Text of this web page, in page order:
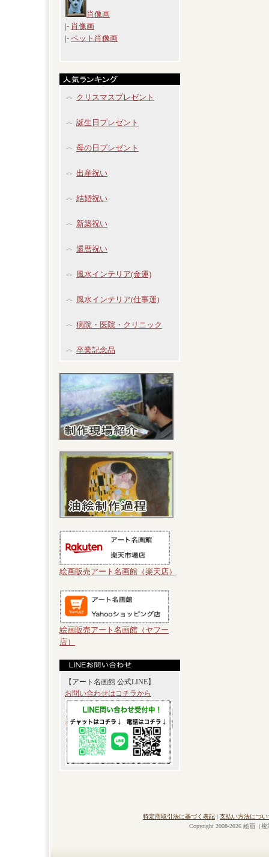
肖像画
|- 肖像画
|- ペット肖像画
クリスマスプレゼント
誕生日プレゼント
母の日プレゼント
出産祝い
結婚祝い
新築祝い
還暦祝い
風水インテリア(金運)
風水インテリア(仕事運)
病院・医院・クリニック
卒業記念品
絵画販売アート名画館（楽天店）
絵画販売アート名画館（ヤフー
店）
【アート名画館 公式LINE】
お問い合わせはコチラから
特定商取引法に基づく表記 | 支払い方法につい
Copyright 2008-2026 絵画（